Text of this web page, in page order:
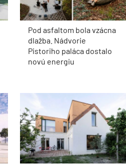
Pod asfaltom bola vzácna
dlažba. Nádvorie
Pistoriho paláca dostalo
novú energiu